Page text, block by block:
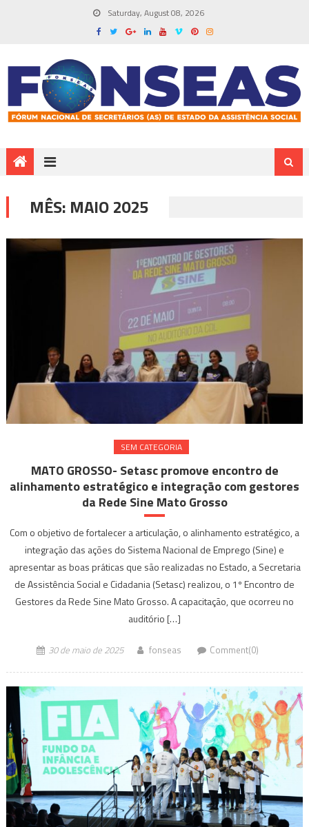
Saturday, August 08, 2026
MÊS: MAIO 2025
SEM CATEGORIA
MATO GROSSO- Setasc promove encontro de
alinhamento estratégico e integração com gestores
da Rede Sine Mato Grosso
Com o objetivo de fortalecer a articulação, o alinhamento estratégico, a
integração das ações do Sistema Nacional de Emprego (Sine) e
apresentar as boas práticas que são realizadas no Estado, a Secretaria
de Assistência Social e Cidadania (Setasc) realizou, o 1º Encontro de
Gestores da Rede Sine Mato Grosso. A capacitação, que ocorreu no
auditório […]
30 de maio de 2025 fonseas Comment(0)